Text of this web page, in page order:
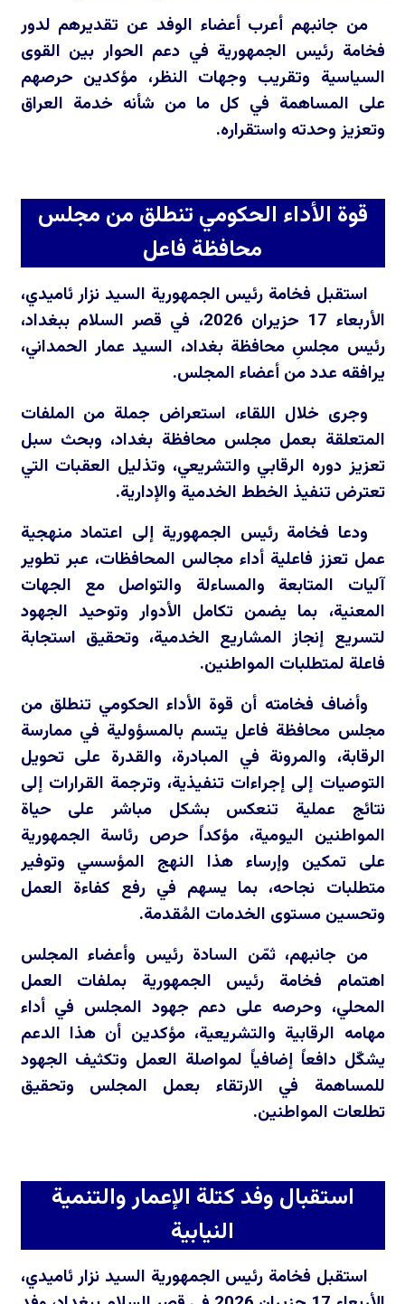
من جانبهم أعرب أعضاء الوفد عن تقديرهم لدور
فخامة رئيس الجمهورية في دعم الحوار بين القوى
السياسية وتقريب وجهات النظر، مؤكدين حرصهم
على المساهمة في كل ما من شأنه خدمة العراق
وتعزيز وحدته واستقراره.
قوة الأداء الحكومي تنطلق من مجلس
محافظة فاعل
استقبل فخامة رئيس الجمهورية السيد نزار ئاميدي،
الأربعاء 17 حزيران 2026، في قصر السلام ببغداد،
رئيس مجلسِ محافظة بغداد، السيد عمار الحمداني،
يرافقه عدد من أعضاء المجلس.
وجرى خلال اللقاء، استعراض جملة من الملفات
المتعلقة بعمل مجلس محافظة بغداد، وبحث سبل
تعزيز دوره الرقابي والتشريعي، وتذليل العقبات التي
تعترض تنفيذ الخطط الخدمية والإدارية.
ودعا فخامة رئيس الجمهورية إلى اعتماد منهجية
عمل تعزز فاعلية أداء مجالس المحافظات، عبر تطوير
آليات المتابعة والمساءلة والتواصل مع الجهات
المعنية، بما يضمن تكامل الأدوار وتوحيد الجهود
لتسريع إنجاز المشاريع الخدمية، وتحقيق استجابة
فاعلة لمتطلبات المواطنين.
وأضاف فخامته أن قوة الأداء الحكومي تنطلق من
مجلس محافظة فاعل يتسم بالمسؤولية في ممارسة
الرقابة، والمرونة في المبادرة، والقدرة على تحويل
التوصيات إلى إجراءات تنفيذية، وترجمة القرارات إلى
نتائج عملية تنعكس بشكل مباشر على حياة
المواطنين اليومية، مؤكداً حرص رئاسة الجمهورية
على تمكين وإرساء هذا النهج المؤسسي وتوفير
متطلبات نجاحه، بما يسهم في رفع كفاءة العمل
وتحسين مستوى الخدمات المُقدمة.
من جانبهم، ثمّن السادة رئيس وأعضاء المجلس
اهتمام فخامة رئيس الجمهورية بملفات العمل
المحلي، وحرصه على دعم جهود المجلس في أداء
مهامه الرقابية والتشريعية، مؤكدين أن هذا الدعم
يشكّل دافعاً إضافياً لمواصلة العمل وتكثيف الجهود
للمساهمة في الارتقاء بعمل المجلس وتحقيق
تطلعات المواطنين.
استقبال وفد كتلة الإعمار والتنمية
النيابية
استقبل فخامة رئيس الجمهورية السيد نزار ئاميدي،